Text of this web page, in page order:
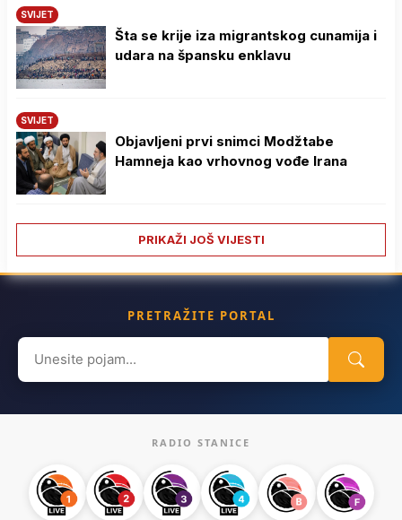
SVIJET
Šta se krije iza migrantskog cunamija i
udara na špansku enklavu
SVIJET
Objavljeni prvi snimci Modžtabe
Hamneja kao vrhovnog vođe Irana
PRIKAŽI JOŠ VIJESTI
PRETRAŽITE PORTAL
Search
for:
RADIO STANICE